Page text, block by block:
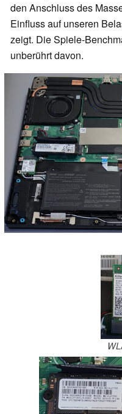
den Anschluss des
Einfluss auf unseren
zeigt. Die Spiele-
unberührt davon.